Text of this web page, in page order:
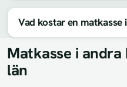
Vad kostar en matkasse
Matkasse i
län